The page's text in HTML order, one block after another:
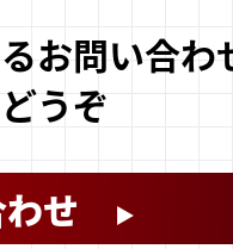
お問い合わ
うぞ
わせ
▶